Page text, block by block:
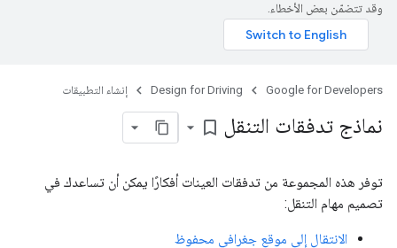
وقد تتضمّن بعض الأخطاء.
Google for Developers
Design for Driving إنشاء التطبيقات
نماذج تدفقات التنقل bookmark_border
توفر هذه المجموعة من تدفقات العينات أفكارًا يمكن أن تساعدك في
تصميم مهام التنقل:
الانتقال إلى موقع جغرافي محفوظ